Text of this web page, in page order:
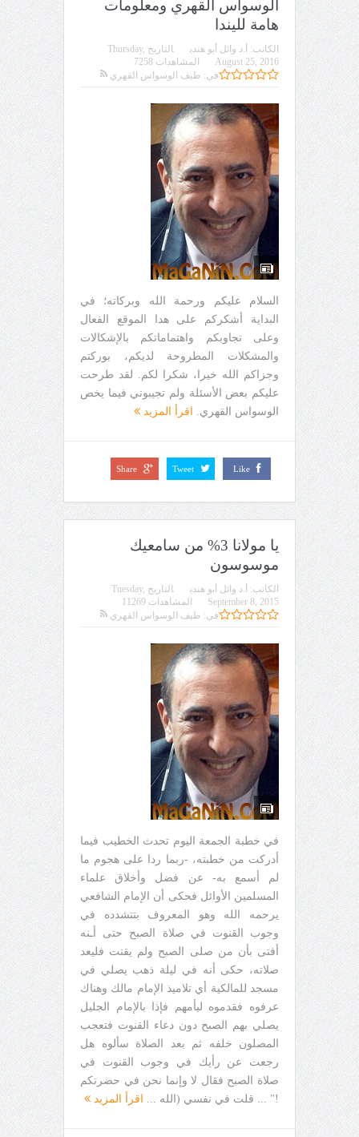
الوسواس القهري ومعلومات
هامة لليندا
الكاتب: أ.د وائل أبو هندي التاريخ Thursday,
August 25, 2016
في: طيف الوسواس القهري
المشاهدات 7258
السلام عليكم ورحمة الله وبركاته؛ في
البداية أشكركم على هدا الموقع الفعال
وعلى تجاوبكم واهتماماتكم بالإشكالات
والمشكلات المطروحة لديكم، بوركتم
وجزاكم الله خيرا، شكرا لكم. لقد طرحت
عليكم بعض الأسئلة ولم تجيبوني فيما يخص
الوسواس القهري.
اقرأ المزيد
Like
Tweet
Share
يا مولانا 3% من سامعيك
موسوسون
الكاتب: أ.د وائل أبو هندي التاريخ Tuesday,
September 8, 2015
في: طيف الوسواس القهري
المشاهدات 11269
في خطبة الجمعة اليوم تحدث الخطيب فيما
أدركت من خطبته، -ربما ردا على هجوم ما
لم أسمع به- عن فضل وأخلاق علماء
المسلمين الأوائل فحكى أن الإمام الشافعي
يرحمه الله وهو المعروف بتتشدده في
وجوب القنوت في صلاة الصبح حتى أـنه
أفتى بأن من صلى الصبح ولم يقنت فليعد
صلاته، حكى أنه في ليلة ذهب يصلي في
مسجد للمالكية أي تلاميذ الإمام مالك وهناك
عرفوه فقدموه ليأمهم فإذا بالإمام الجليل
يصلي بهم الصبح دون دعاء القنوت فتعجب
المصلون خلفه ثم بعد الصلاة سألوه هل
رجعت عن رأيك في وجوب القنوت في
صلاة الصبح فقال لا وإنما نحن في حضرتكم
!" ... قلت في نفسي (الله ...
اقرأ المزيد